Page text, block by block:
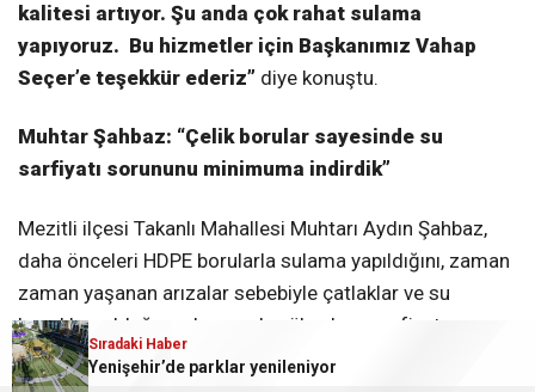
Sıradaki Haber
kalitesi artıyor. Şu anda çok rahat sulama
yapıyoruz. Bu hizmetler için Başkanımız Vahap
Seçer’e teşekkür ederiz” diye konuştu.
Muhtar Şahbaz: “Çelik borular sayesinde su
sarfiyatı sorununu minimuma indirdik”
Mezitli ilçesi Takanlı Mahallesi Muhtarı Aydın Şahbaz,
daha önceleri HDPE borularla sulama yapıldığını, zaman
zaman yaşanan arızalar sebebiyle çatlaklar ve su
kaçakları olduğunu, bunun da yüksek su sarfiyatına
neden olduğunu kaydederek,
“Mersin Büyükşehir
Sıradaki Haber
Yenişehir’de parklar yenileniyor